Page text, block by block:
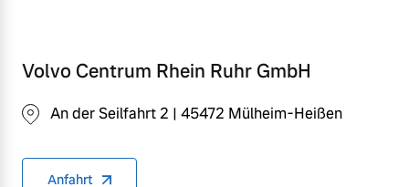
Volvo Centrum Rhein Ruhr GmbH
An der Seilfahrt 2 | 45472 Mülheim-Heißen
Anfahrt